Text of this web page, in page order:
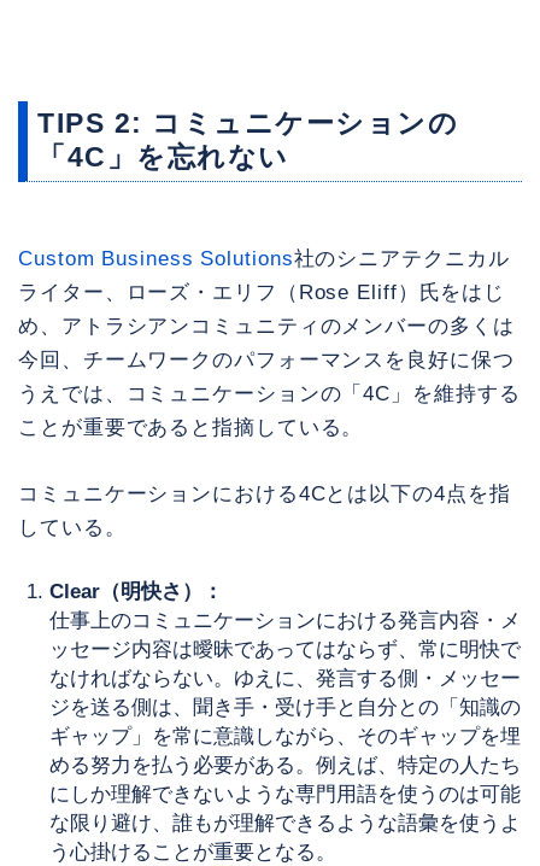
TIPS 2: コミュニケーションの
「4C」を忘れない
Custom Business Solutions社のシニアテクニカル
ライター、ローズ・エリフ（Rose Eliff）氏をはじ
め、アトラシアンコミュニティのメンバーの多くは
今回、チームワークのパフォーマンスを良好に保つ
うえでは、コミュニケーションの「4C」を維持する
ことが重要であると指摘している。
コミュニケーションにおける4Cとは以下の4点を指
している。
Clear（明快さ）：
仕事上のコミュニケーションにおける発言内容・メ
ッセージ内容は曖昧であってはならず、常に明快で
なければならない。ゆえに、発言する側・メッセー
ジを送る側は、聞き手・受け手と自分との「知識の
ギャップ」を常に意識しながら、そのギャップを埋
める努力を払う必要がある。例えば、特定の人たち
にしか理解できないような専門用語を使うのは可能
な限り避け、誰もが理解できるような語彙を使うよ
う心掛けることが重要となる。